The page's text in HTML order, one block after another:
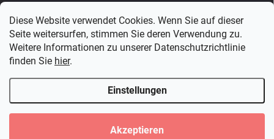
Diese Website verwendet Cookies. Wenn Sie auf dieser
Seite weitersurfen, stimmen Sie deren Verwendung zu.
Weitere Informationen zu unserer Datenschutzrichtlinie
finden Sie hier.
Einstellungen
Akzeptieren
Copyright 2026Bakuhatsu.eu. Alle Rechte vorbehalten.Cookie-
Einstellungen ändern